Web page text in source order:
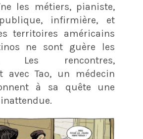
les métiers, pianiste,
infirmière, et
territoires américains
ne sont guère les
Les rencontres,
avec Tao, un médecin
à sa quête une